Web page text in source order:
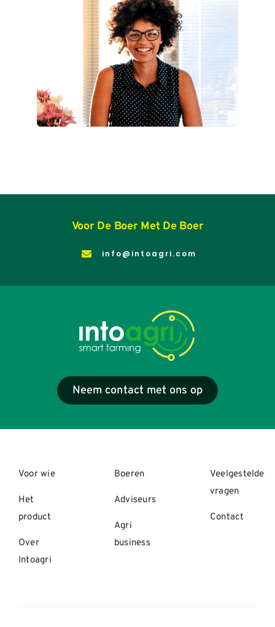
Voor De Boer Met De Boer
info@intoagri.com
Neem contact met ons op
Voor wie
Het
product
Over
Intoagri
Boeren
Adviseurs
Agri
business
Veelgestelde
vragen
Contact